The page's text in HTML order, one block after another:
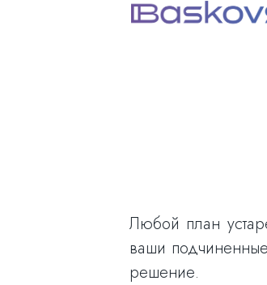
Любой план
ваши
решение.